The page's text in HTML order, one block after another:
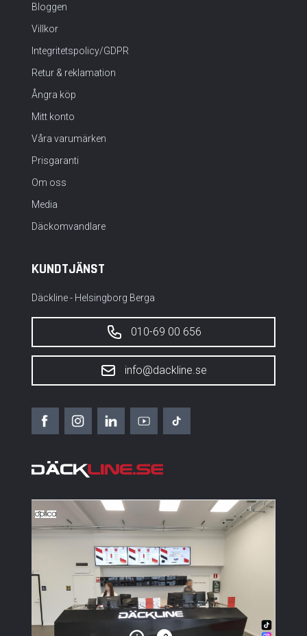
Bloggen
Villkor
Integritetspolicy/GDPR
Retur & reklamation
Ångra köp
Mitt konto
Våra varumärken
Prisgaranti
Om oss
Media
Däckomvandlare
KUNDTJÄNST
Däckline - Helsingborg Berga
010-69 00 656
info@dackline.se